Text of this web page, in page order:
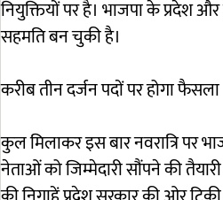
नियुक्तियों पर है। भाजपा के प्रदेश और
सहमति बन चुकी है।
करीब तीन दर्जन पदों पर होगा फैसला
कुल मिलाकर इस बार नवरात्रि पर
नेताओं को जिम्मेदारी सौंपने की